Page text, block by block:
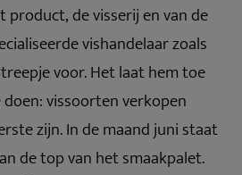
product, de visserij en van de
vishandelaar zoals
voor. Het laat hem toe
vissoorten verkopen
zijn. In de maand juni staat
de top van het smaakpalet.